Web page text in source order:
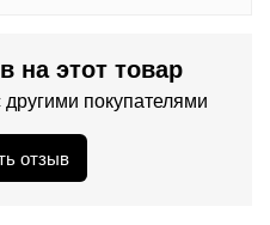
на этот товар
покупателями
отзыв